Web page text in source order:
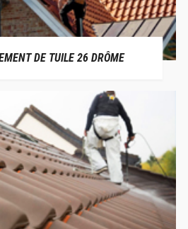
DE TUILE 26 DRÔME